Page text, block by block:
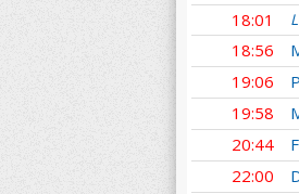
18:01
18:56
19:06
19:58
20:44
22:00